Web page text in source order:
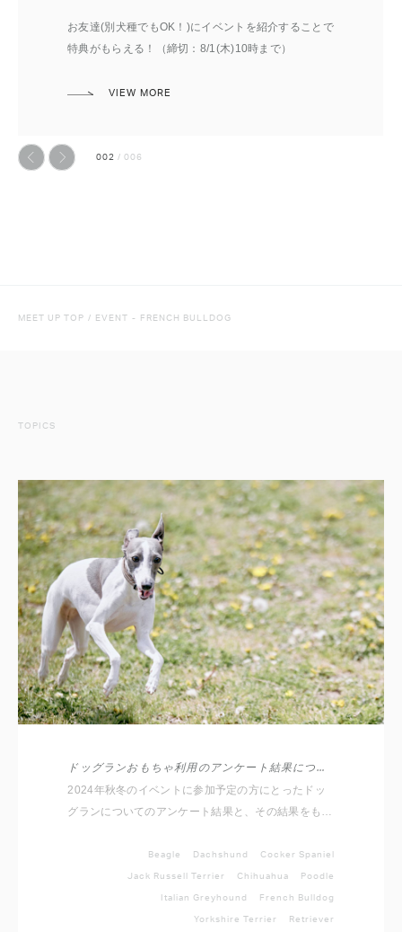
2024年9月末までのアンバサダー数で2025年春イベ
ントの企画犬種を決めることとなりました。
VIEW MORE
お友達(別犬種でもOK！)にイベントを紹介することで
特典がもらえる！（締切：8/1(木)10時まで）
VIEW MORE
イベント当日に一緒に運営してくださる方を募集して
います。
VIEW MORE
ご出店いただける店舗様を募集しています。
ご出店いただく店舗を紹介いたします。
Bande 冨塚さん
前へ 次へ 002 /006
MEET UP TOP / EVENT - FRENCH BULLDOG
TOPICS
ドッグランおもちゃ利用のアンケート結果について
2024年秋冬のイベントに参加予定の方にとったドッ
グランについてのアンケート結果と、その結果をもと
Beagle Dachshund Cocker Spaniel
Jack Russell Terrier Chihuahua Poodle
Italian Greyhound French Bulldog
Yorkshire Terrier Retriever